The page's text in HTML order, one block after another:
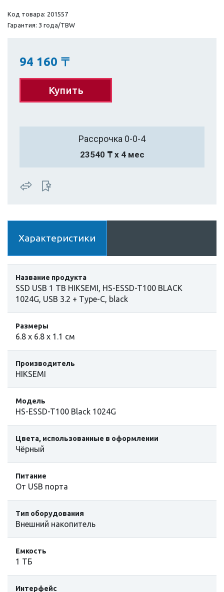
Код товара: 201557
Гарантия: 3 года/TBW
94 160 〒
Купить
Рассрочка 0-0-4
23540 ₸ х 4 мес
Характеристики
Название продукта
SSD USB 1 TB HIKSEMI, HS-ESSD-T100 BLACK
1024G, USB 3.2 + Type-C, black
Размеры
6.8 х 6.8 х 1.1 см
Производитель
HIKSEMI
Модель
HS-ESSD-T100 Black 1024G
Цвета, использованные в оформлении
Чёрный
Питание
От USB порта
Тип оборудования
Внешний накопитель
Емкость
1 ТБ
Интерфейс